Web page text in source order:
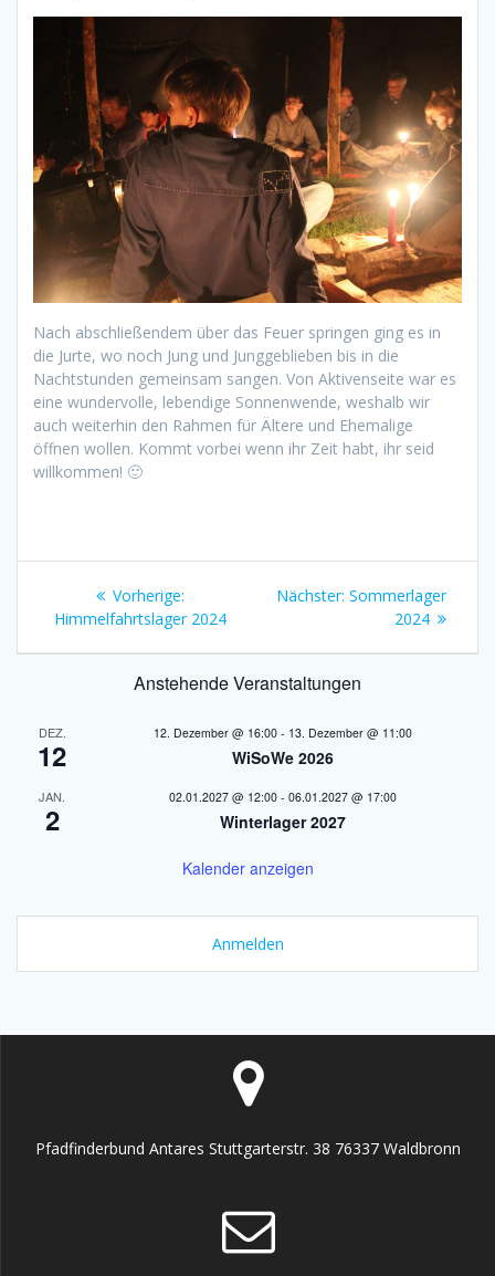
Nach abschließendem über das Feuer springen ging es in
die Jurte, wo noch Jung und Junggeblieben bis in die
Nachtstunden gemeinsam sangen. Von Aktivenseite war es
eine wundervolle, lebendige Sonnenwende, weshalb wir
auch weiterhin den Rahmen für Ältere und Ehemalige
öffnen wollen. Kommt vorbei wenn ihr Zeit habt, ihr seid
willkommen! 🙂
Beitragsnavigation
Vorherige:Vorheriger
Beitrag:
Himmelfahrtslager 2024
Nächster: Nächster
Beitrag:
Sommerlager
2024
Anstehende Veranstaltungen
DEZ.
12
12. Dezember @ 16:00 - 13. Dezember @ 11:00
WiSoWe 2026
JAN.
2
02.01.2027 @ 12:00 - 06.01.2027 @ 17:00
Winterlager 2027
Kalender anzeigen
Anmelden
Pfadfinderbund Antares Stuttgarterstr. 38 76337 Waldbronn